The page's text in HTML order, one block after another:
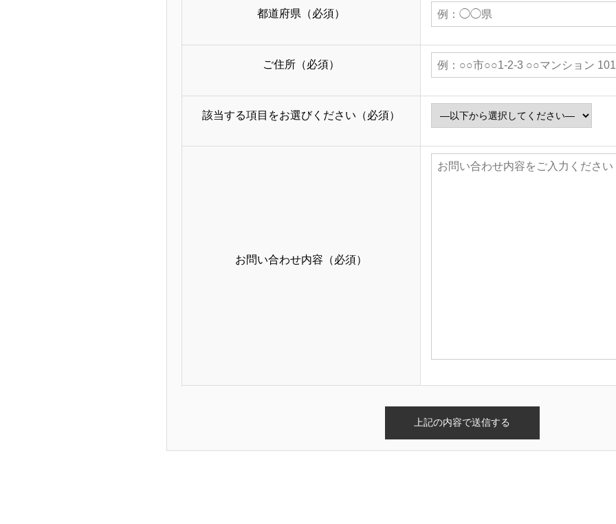
都道府県（必須）
ご住所（必須）
該当する項目をお選びください（必須）
お問い合わせ内容（必須）